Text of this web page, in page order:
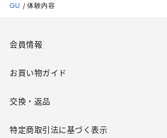
GU / 体験内容
会員情報
お買い物ガイド
交換・返品
特定商取引法に基づく表示